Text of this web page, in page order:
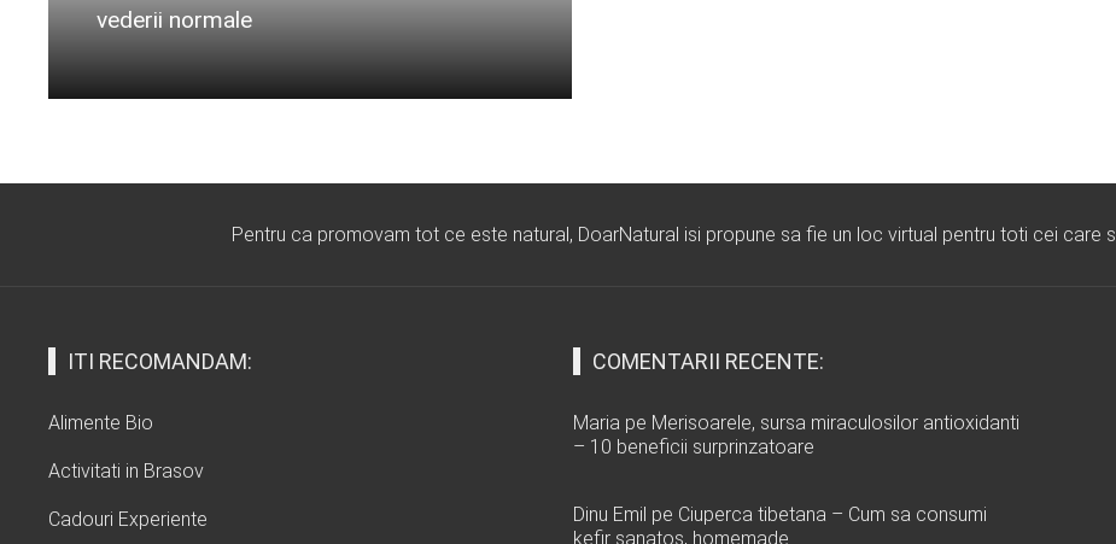
vederii normale
Pentru ca promovam tot ce este natural, DoarNatural isi propune sa fie un loc virtual pentru toti cei care
ITI RECOMANDAM:
Alimente Bio
Activitati in Brasov
Cadouri Experiente
COMENTARII RECENTE:
Maria pe Merisoarele, sursa miraculosilor antioxidanti
– 10 beneficii surprinzatoare
Dinu Emil pe Ciuperca tibetana – Cum sa consumi
kefir sanatos, homemade